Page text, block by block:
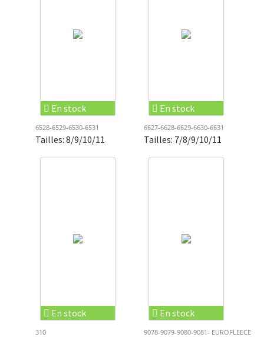
En stock
6528-6529-6530-6531
Tailles: 8/9/10/11
En stock
6627-6628-6629-6630-6631
Tailles: 7/8/9/10/11
En stock
310
En stock
9078-9079-9080-9081- EUROFLEECE